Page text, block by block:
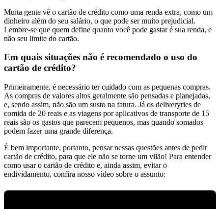
Muita gente vê o cartão de crédito como uma renda extra, como um
dinheiro além do seu salário, o que pode ser muito prejudicial.
Lembre-se que quem define quanto você pode gastar é sua renda, e
não seu limite do cartão.
Em quais situações não é recomendado o uso do
cartão de crédito?
Primeiramente, é necessário ter cuidado com as pequenas compras.
As compras de valores altos geralmente são pensadas e planejadas,
e, sendo assim, não são um susto na fatura. Já os deliveryries de
comida de 20 reais e as viagens por aplicativos de transporte de 15
reais são os gastos que parecem pequenos, mas quando somados
podem fazer uma grande diferença.
É bem importante, portanto, pensar nessas questões antes de pedir
cartão de crédito, para que ele não se torne um vilão! Para entender
como usar o cartão de crédito e, ainda assim, evitar o
endividamento, confira nosso vídeo sobre o assunto: